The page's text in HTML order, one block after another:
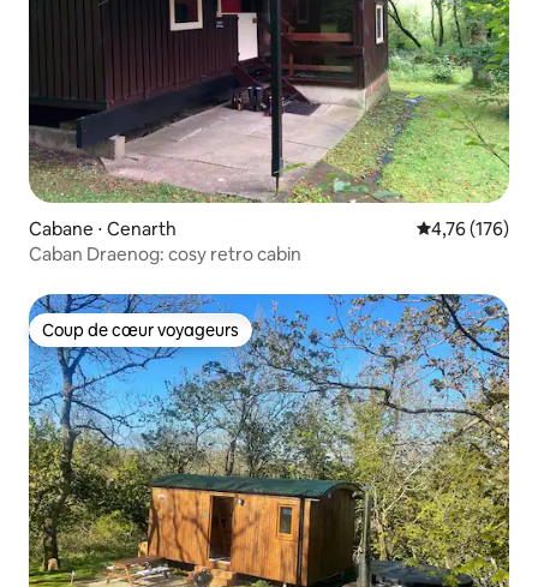
Cabane ⋅ Cenarth Évaluation
4,76 (176)
Caban Draenog: cosy retro cabin
Coup de cœur voyageurs
Coup de cœur voyageurs